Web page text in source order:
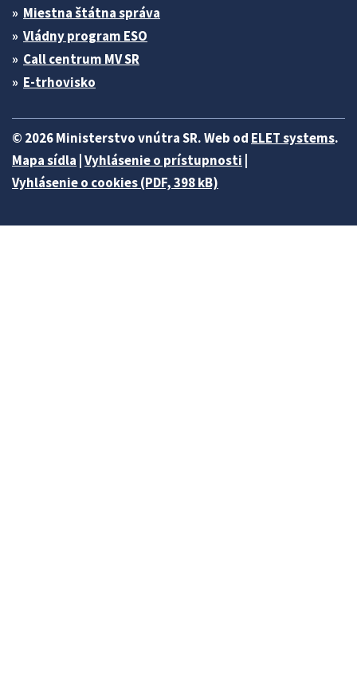
Miestna štátna správa
Vládny program ESO
Call centrum MV SR
E-trhovisko
© 2026 Ministerstvo vnútra SR. Web od ELET systems.
Mapa sídla Vyhlásenie o prístupnosti
Vyhlásenie o cookies (PDF, 398 kB)